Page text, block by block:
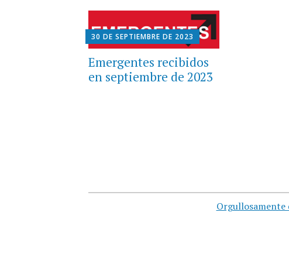
30 DE SEPTIEMBRE DE 2023
Emergentes recibidos
en septiembre de 2023
Orgullosamente